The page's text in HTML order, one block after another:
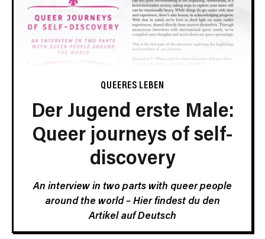
QUEERES LEBEN
Der Jugend erste Male:
Queer journeys of self-
discovery
An interview in two parts with queer people
around the world –Hier findest du den
Artikel auf Deutsch